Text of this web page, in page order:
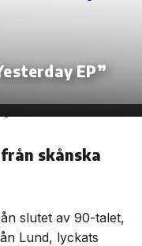
EP”
skånska
slutet av 90-talet,
Lund, lyckats